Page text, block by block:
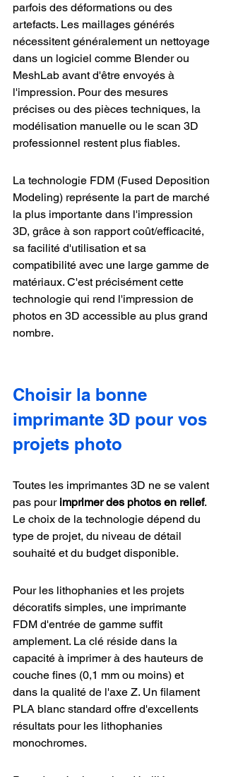
parfois des déformations ou des
artefacts. Les maillages générés
nécessitent généralement un nettoyage
dans un logiciel comme Blender ou
MeshLab avant d'être envoyés à
l'impression. Pour des mesures
précises ou des pièces techniques, la
modélisation manuelle ou le scan 3D
professionnel restent plus fiables.
La technologie FDM (Fused Deposition
Modeling) représente la part de marché
la plus importante dans l'impression
3D, grâce à son rapport coût/efficacité,
sa facilité d'utilisation et sa
compatibilité avec une large gamme de
matériaux. C'est précisément cette
technologie qui rend l'impression de
photos en 3D accessible au plus grand
nombre.
Choisir la bonne
imprimante 3D pour vos
projets photo
Toutes les imprimantes 3D ne se valent
pas pour imprimer des photos en relief.
Le choix de la technologie dépend du
type de projet, du niveau de détail
souhaité et du budget disponible.
Pour les lithophanies et les projets
décoratifs simples, une imprimante
FDM d'entrée de gamme suffit
amplement. La clé réside dans la
capacité à imprimer à des hauteurs de
couche fines (0,1 mm ou moins) et
dans la qualité de l'axe Z. Un filament
PLA blanc standard offre d'excellents
résultats pour les lithophanies
monochromes.